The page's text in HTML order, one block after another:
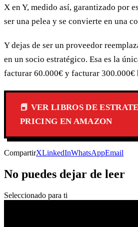
X en Y, medido así, garantizado por
ser una pelea y se convierte en una
Y dejas de ser un proveedor
en un socio estratégico. Esa es la
facturar 60.000€ y facturar 300.000€
📕 VER LIBROS DE
PRICING EN AMAZON
CompartirXLinkedInWhatsAppEmail
No puedes dejar de leer
Seleccionado para ti